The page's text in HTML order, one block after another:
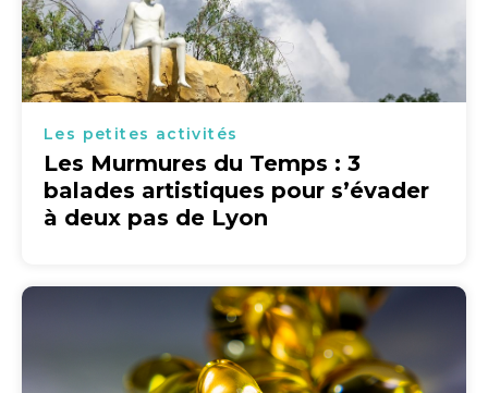
Les petites activités
Les Murmures du Temps : 3
balades artistiques pour s’évader
à deux pas de Lyon